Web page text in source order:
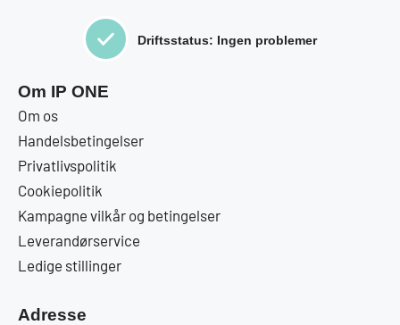
Driftsstatus: Ingen problemer
Om IP ONE
Om os
Handelsbetingelser
Privatlivspolitik
Cookiepolitik
Kampagne vilkår og betingelser
Leverandørservice
Ledige stillinger
Adresse